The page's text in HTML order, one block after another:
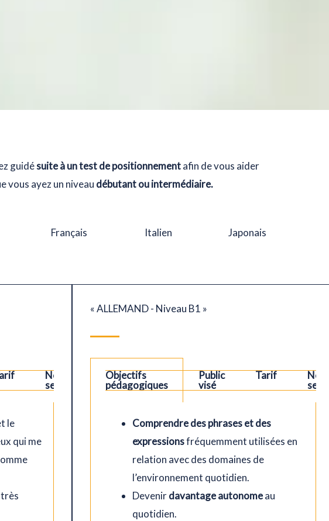
guidésuite à un test de positionnementafin de vous aider
vous ayez un niveau débutant ou intermédiaire.
Français Italien Japonais
Nos
sessions
le
qui me
« ALLEMAND - Niveau B1 »
Objectifs
pédagogiques
Public
visé
Tarif
Nos
Comprendre des phrases et des
expressionsfréquemment utilisées en
relation avec des domaines de
l’environnement quotidien.
Devenirdavantage autonomeau
quotidien.